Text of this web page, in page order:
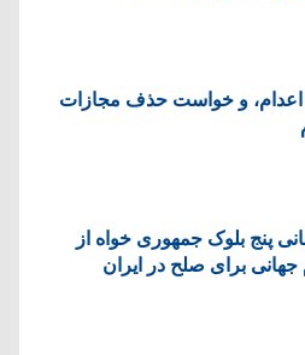
اعدام، و خواست حذف مجازات
پنج بلوک جمهوری خواه از
جهانی برای صلح در ایران